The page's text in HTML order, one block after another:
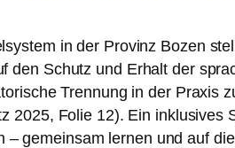
in der Provinz Bozen
den Schutz und Erhalt der
Trennung in der Praxis
2025, Folie 12). Ein
– gemeinsam lernen und auf